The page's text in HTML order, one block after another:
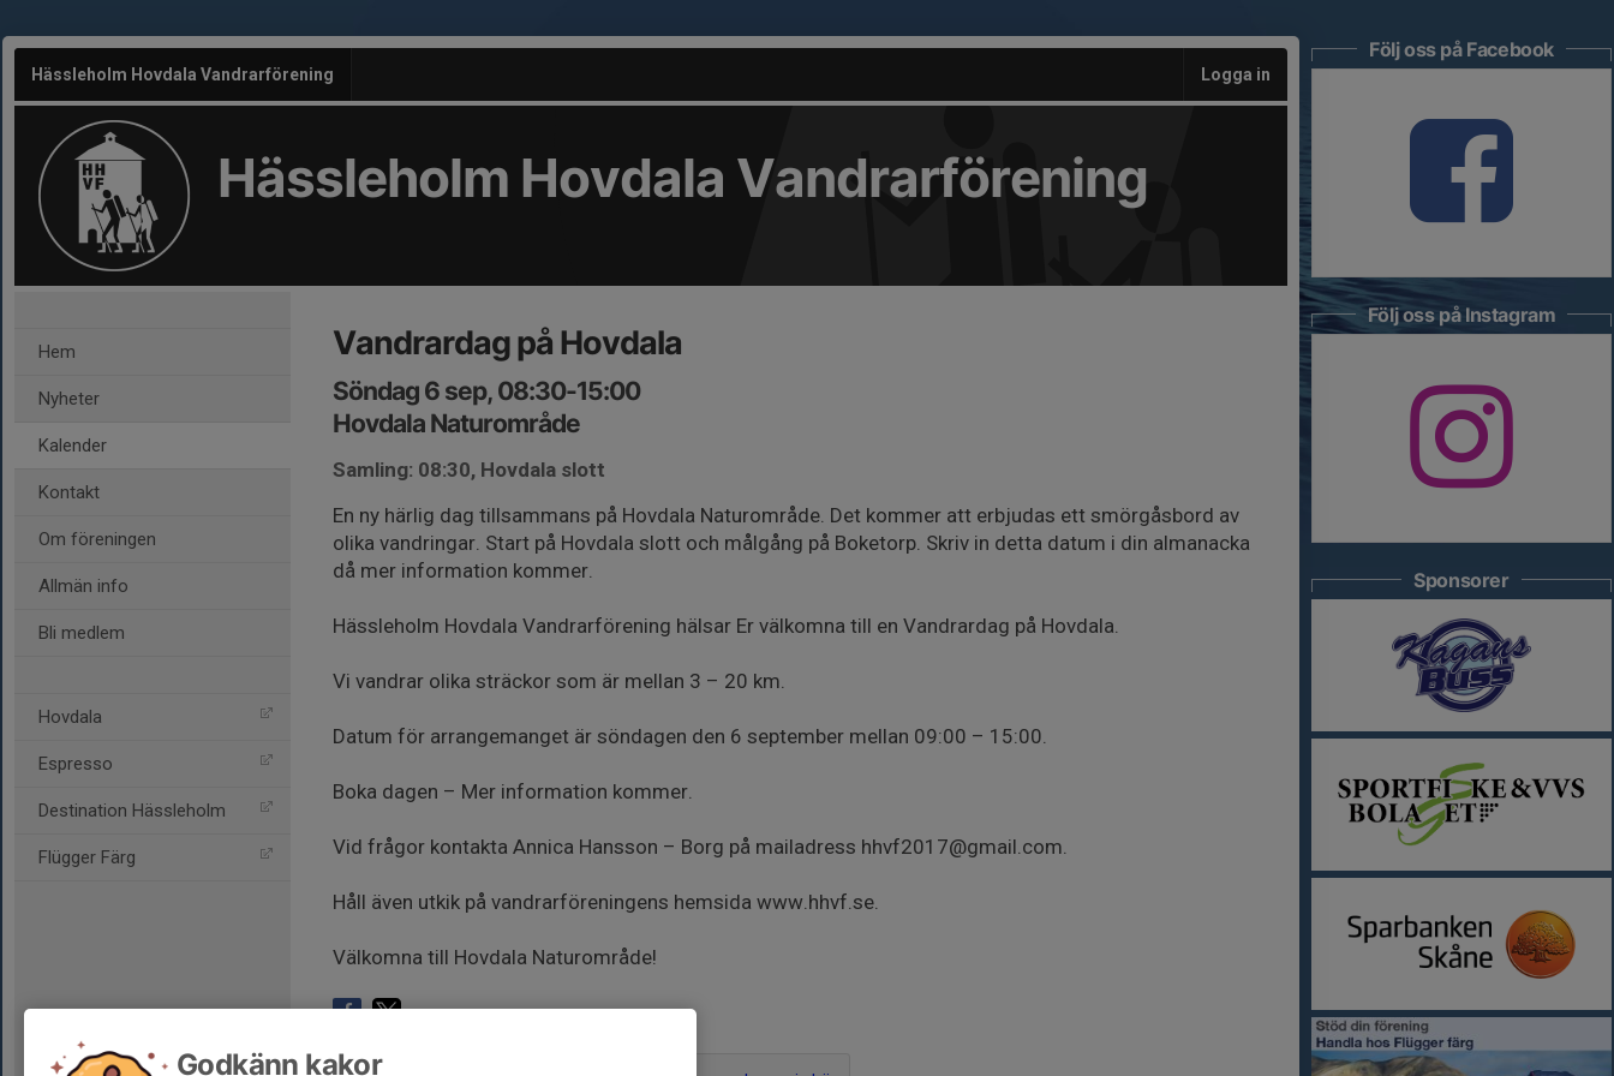
Hässleholm Hovdala Vandrarförening Logga in
Hässleholm Hovdala Vandrarförening
Hem
Nyheter
Kalender
Kontakt
Om föreningen
Allmän info
Bli medlem
Hovdala
Espresso
Destination Hässleholm
Flügger Färg
Vandrardag på Hovdala
Söndag 6 sep, 08:30-15:00
Hovdala Naturområde
Samling: 08:30, Hovdala slott
En ny härlig dag tillsammans på Hovdala Naturområde. Det kommer att erbjudas ett smörgåsbord av
olika vandringar. Start på Hovdala slott och målgång på Boketorp. Skriv in detta datum i din almanacka
då mer information kommer.
Hässleholm Hovdala Vandrarförening hälsar Er välkomna till en Vandrardag på Hovdala.
Vi vandrar olika sträckor som är mellan 3 – 20 km.
Datum för arrangemanget är söndagen den 6 september mellan 09:00 – 15:00.
Boka dagen – Mer information kommer.
Vid frågor kontakta Annica Hansson – Borg på mailadress hhvf2017@gmail.com.
Håll även utkik på vandrarföreningens hemsida www.hhvf.se.
Välkomna till Hovdala Naturområde!
Följ oss på Facebook
Följ oss på Instagram
Sponsorer
Godkänn kakor